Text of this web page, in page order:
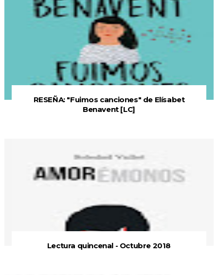
RESEÑA: "Fuimos canciones" de Elísabet
Benavent [LC]
Lectura quincenal - Octubre 2018